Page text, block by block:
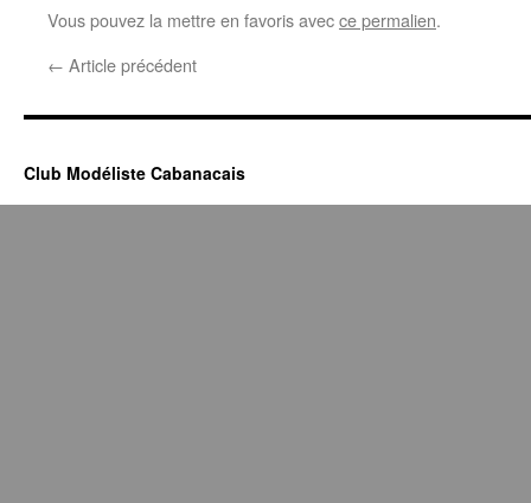
Vous pouvez la mettre en favoris avecce permalien.
← Article précédent
Club Modéliste Cabanacais